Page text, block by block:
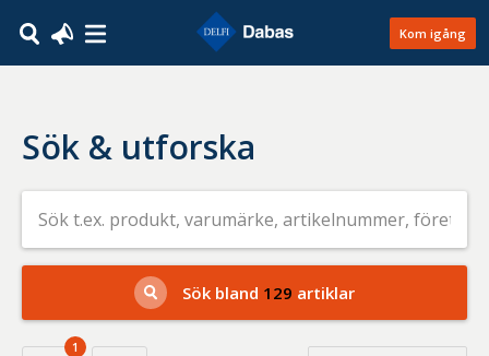
Kom igång
Sök & utforska
Sök
efter
livsmedel
på
t.ex.
produkt,
varumärke,
artikelnummer,
Sök bland 129 artiklar
1